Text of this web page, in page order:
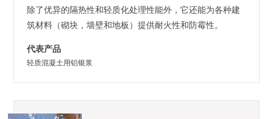
除了优异的隔热性和轻质化处理性能外，它还能为各种建
筑材料（砌块，墙壁和地板）提供耐火性和防霉性。
代表产品
轻质混凝土用铝银浆